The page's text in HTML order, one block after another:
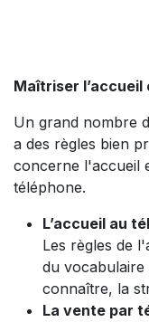
Maîtriser
Un grand nombre
a des règles bien
concerne l'accueil
téléphone.
L’accueil au
Les règles de
du
connaître, la
La vente par